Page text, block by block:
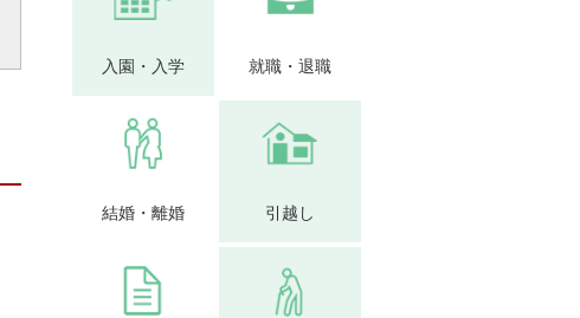
入園・入学 就職・退職
結婚・離婚 引越し